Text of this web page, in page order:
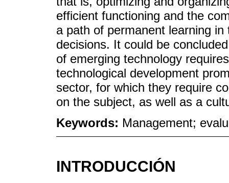
efficient functioning and the
a path of permanent learning
decisions. It could be
of emerging technology
technological development
sector, for which they require
on the subject, as well as a
Keywords: Management;
INTRODUCCIÓN